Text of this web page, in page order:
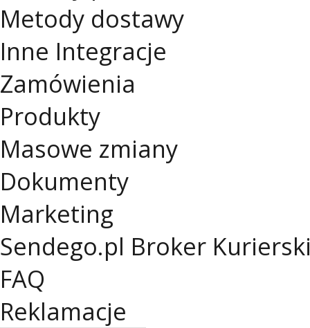
Metody dostawy
Inne Integracje
Zamówienia
Produkty
Masowe zmiany
Dokumenty
Marketing
Sendego.pl Broker
FAQ
Reklamacje